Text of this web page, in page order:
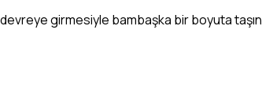
girmesiyle bambaşka bir boyuta